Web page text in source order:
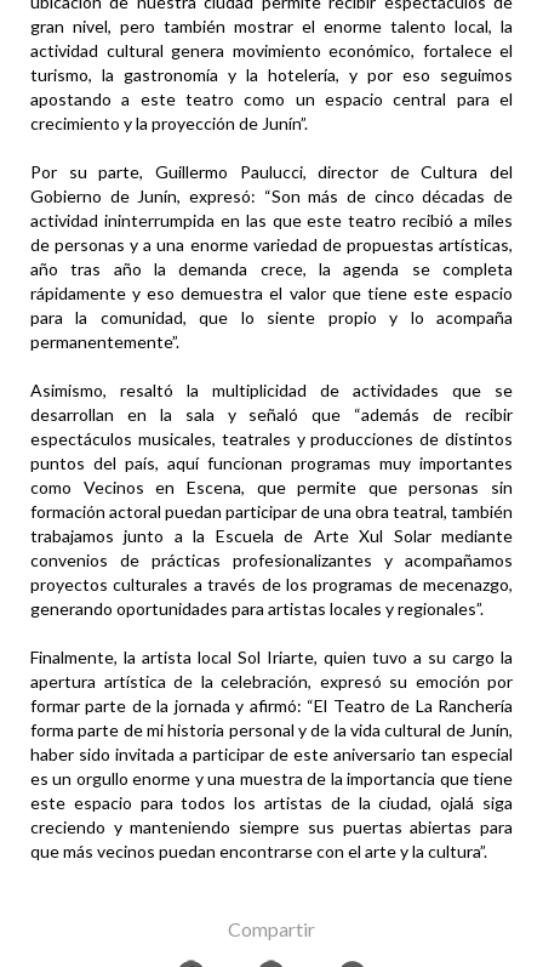
gran nivel, pero también mostrar el enorme talento local, la
actividad cultural genera movimiento económico, fortalece el
turismo, la gastronomía y la hotelería, y por eso seguimos
apostando a este teatro como un espacio central para el
crecimiento y la proyección de Junín”.
Por su parte, Guillermo Paulucci, director de Cultura del
Gobierno de Junín, expresó: “Son más de cinco décadas de
actividad ininterrumpida en las que este teatro recibió a miles
de personas y a una enorme variedad de propuestas artísticas,
año tras año la demanda crece, la agenda se completa
rápidamente y eso demuestra el valor que tiene este espacio
para la comunidad, que lo siente propio y lo acompaña
permanentemente”.
Asimismo, resaltó la multiplicidad de actividades que se
desarrollan en la sala y señaló que “además de recibir
espectáculos musicales, teatrales y producciones de distintos
puntos del país, aquí funcionan programas muy importantes
como Vecinos en Escena, que permite que personas sin
formación actoral puedan participar de una obra teatral, también
trabajamos junto a la Escuela de Arte Xul Solar mediante
convenios de prácticas profesionalizantes y acompañamos
proyectos culturales a través de los programas de mecenazgo,
generando oportunidades para artistas locales y regionales”.
Finalmente, la artista local Sol Iriarte, quien tuvo a su cargo la
apertura artística de la celebración, expresó su emoción por
formar parte de la jornada y afirmó: “El Teatro de La Ranchería
forma parte de mi historia personal y de la vida cultural de Junín,
haber sido invitada a participar de este aniversario tan especial
es un orgullo enorme y una muestra de la importancia que tiene
este espacio para todos los artistas de la ciudad, ojalá siga
creciendo y manteniendo siempre sus puertas abiertas para
que más vecinos puedan encontrarse con el arte y la cultura”.
Compartir